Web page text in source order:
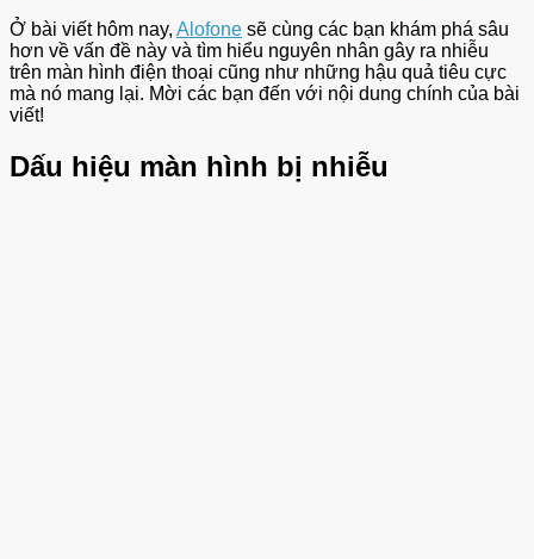
Ở bài viết hôm nay, Alofone sẽ cùng các bạn khám phá sâu
hơn về vấn đề này và tìm hiểu nguyên nhân gây ra nhiễu
trên màn hình điện thoại cũng như những hậu quả tiêu cực
mà nó mang lại. Mời các bạn đến với nội dung chính của bài
viết!
Dấu hiệu màn hình bị nhiễu